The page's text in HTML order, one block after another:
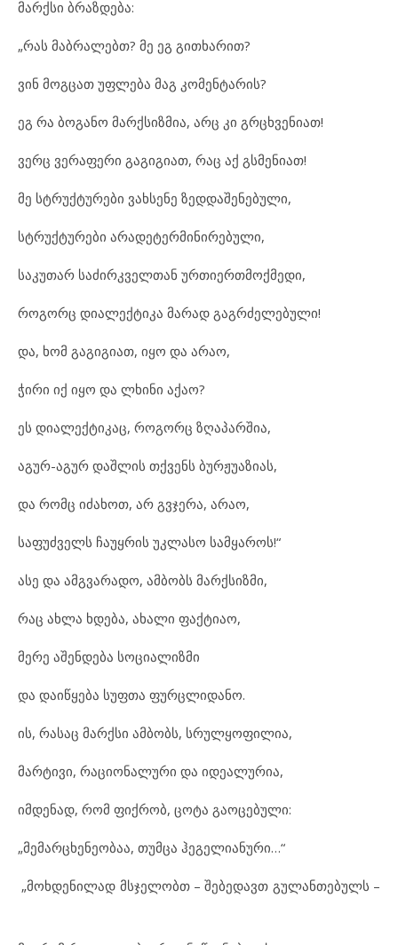
მარქსი ბრაზდება:
„რას მაბრალებთ? მე ეგ გითხარით?
ვინ მოგცათ უფლება მაგ კომენტარის?
ეგ რა ბოგანო მარქსიზმია, არც კი გრცხვენიათ!
ვერც ვერაფერი გაგიგიათ, რაც აქ გსმენიათ!
მე სტრუქტურები ვახსენე ზედდაშენებული,
სტრუქტურები არადეტერმინირებული,
საკუთარ საძირკველთან ურთიერთმოქმედი,
როგორც დიალექტიკა მარად გაგრძელებული!
და, ხომ გაგიგიათ, იყო და არაო,
ჭირი იქ იყო და ლხინი აქაო?
ეს დიალექტიკაც, როგორც ზღაპარშია,
აგურ-აგურ დაშლის თქვენს ბურჟუაზიას,
და რომც იძახოთ, არ გვჯერა, არაო,
საფუძველს ჩაუყრის უკლასო სამყაროს!“
ასე და ამგვარადო, ამბობს მარქსიზმი,
რაც ახლა ხდება, ახალი ფაქტიაო,
მერე აშენდება სოციალიზმი
და დაიწყება სუფთა ფურცლიდანო.
ის, რასაც მარქსი ამბობს, სრულყოფილია,
მარტივი, რაციონალური და იდეალურია,
იმდენად, რომ ფიქრობ, ცოტა გაოცებული:
„მემარცხენეობაა, თუმცა ჰეგელიანური…“
„მოხდენილად მსჯელობთ – შებედავთ გულანთებულს –